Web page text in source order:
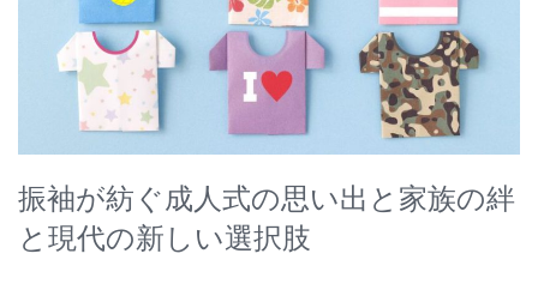
振袖が紡ぐ成人式の思い出と家族の絆
と現代の新しい選択肢